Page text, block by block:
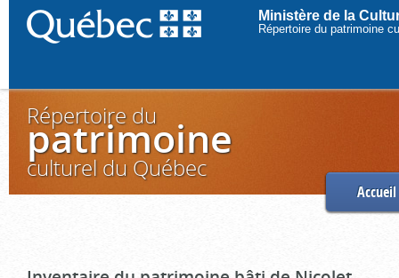
Ministère de la
Répertoire du patrimoine
Répertoire du
patrimoine
culturel du Québec
Accueil